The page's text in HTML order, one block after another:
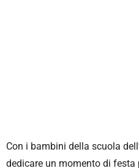
Con i bambini della scuola
dedicare un momento di